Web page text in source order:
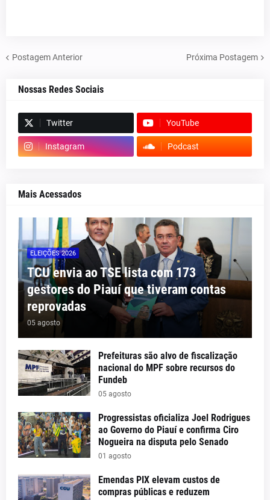
Postagem Anterior Próxima Postagem
Nossas Redes Sociais
Twitter YouTube
Instagram Podcast
Mais Acessados
ELEIÇÕES 2026
TCU envia ao TSE lista com 173
gestores do Piauí que tiveram contas
reprovadas
05 agosto
Prefeituras são alvo de fiscalização
nacional do MPF sobre recursos do
Fundeb
05 agosto
Progressistas oficializa Joel Rodrigues
ao Governo do Piauí e confirma Ciro
Nogueira na disputa pelo Senado
01 agosto
Emendas PIX elevam custos de
compras públicas e reduzem